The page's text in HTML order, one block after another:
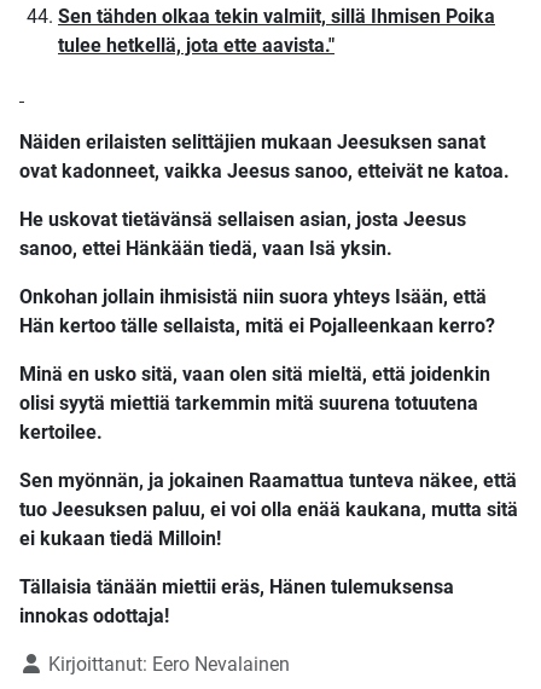
Sen tähden olkaa tekin valmiit, sillä Ihmisen Poika
tulee hetkellä, jota ette aavista."
Näiden erilaisten selittäjien mukaan Jeesuksen sanat
ovat kadonneet, vaikka Jeesus sanoo, etteivät ne katoa.
He uskovat tietävänsä sellaisen asian, josta Jeesus
sanoo, ettei Hänkään tiedä, vaan Isä yksin.
Onkohan jollain ihmisistä niin suora yhteys Isään, että
Hän kertoo tälle sellaista, mitä ei Pojalleenkaan kerro?
Minä en usko sitä, vaan olen sitä mieltä, että joidenkin
olisi syytä miettiä tarkemmin mitä suurena totuutena
kertoilee.
Sen myönnän, ja jokainen Raamattua tunteva näkee, että
tuo Jeesuksen paluu, ei voi olla enää kaukana, mutta sitä
ei kukaan tiedä Milloin!
Tällaisia tänään miettii eräs, Hänen tulemuksensa
innokas odottaja!
TietojaKirjoittanut: Eero Nevalainen